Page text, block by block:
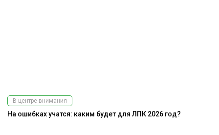
В центре внимания
На ошибках учатся: каким будет для ЛПК 2026 год?